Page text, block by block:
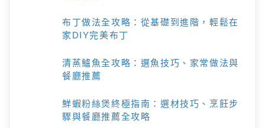
布丁做法全攻略：從基礎到進階，輕鬆在
家DIY完美布丁
清蒸鱸魚全攻略：選魚技巧、家常做法與
餐廳推薦
鮮蝦粉絲煲終極指南：選材技巧、烹飪步
驟與餐廳推薦全攻略